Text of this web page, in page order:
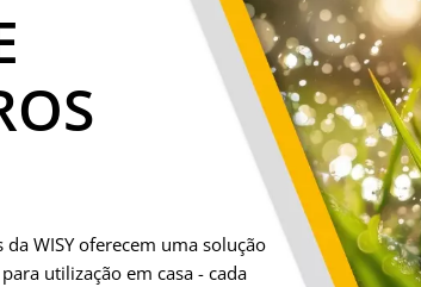
WISY oferecem uma solução
utilização em casa - cada